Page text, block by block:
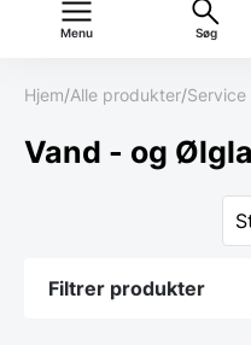
Menu Søg
Hjem/Alle produkter/Service
Vand - og
Filtrer produkter